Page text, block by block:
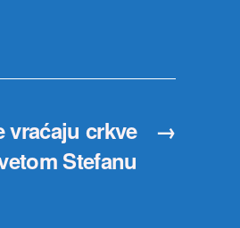
→
vraćaju crkve
Stefanu